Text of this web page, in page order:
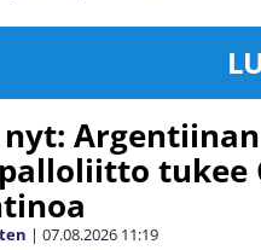
nyt: Argentiinan
tukee
| 07.08.2026 11:19